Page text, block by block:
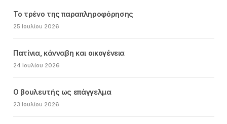
Το τρένο της παραπληροφόρησης
25 Ιουλίου 2026
Πατίνια, κάνναβη και οικογένεια
24 Ιουλίου 2026
Ο βουλευτής ως επάγγελμα
23 Ιουλίου 2026